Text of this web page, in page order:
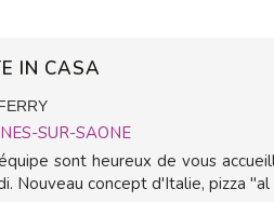
IN CASA
SUR-SAONE
sont heureux de vous
Nouveau concept d'Italie, pizza